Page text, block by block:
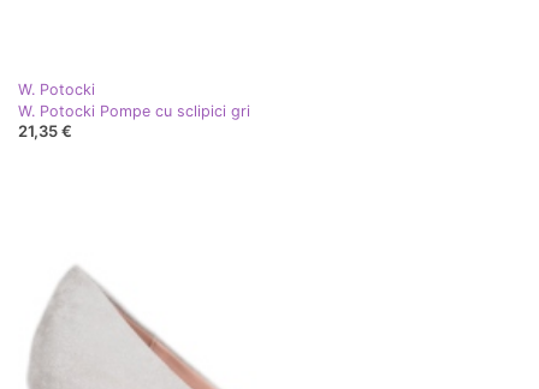
W. Potocki
W. Potocki Pompe cu sclipici gri
21,35 €